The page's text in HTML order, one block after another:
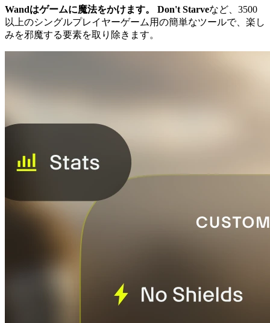
Wandはゲームに魔法をかけます。 Don't Starveなど、3500
以上のシングルプレイヤーゲーム用の簡単なツールで、楽し
みを邪魔する要素を取り除きます。